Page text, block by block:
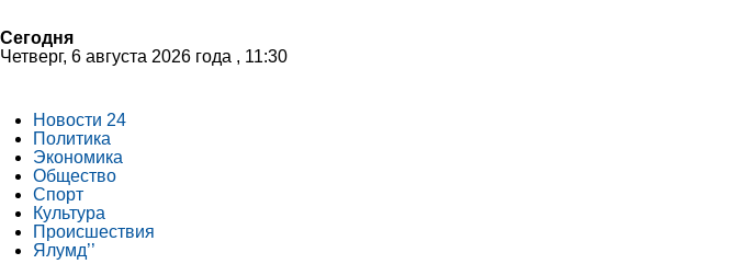
Сегодня
Четверг, 6 августа 2026 года , 11:30
Новости 24
Политика
Экономика
Общество
Спорт
Культура
Происшествия
Ялумд’’